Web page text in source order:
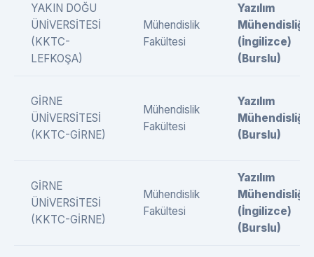
YAKIN DOĞU
ÜNİVERSİTESİ
(KKTC-
LEFKOŞA)
Mühendislik
Fakültesi
Yazılım
Mühendisliği
(İngilizce)
(Burslu)
GİRNE
ÜNİVERSİTESİ
(KKTC-GİRNE)
Mühendislik
Fakültesi
Yazılım
Mühendisliği
(Burslu)
GİRNE
ÜNİVERSİTESİ
(KKTC-GİRNE)
Mühendislik
Fakültesi
Yazılım
Mühendisliği
(İngilizce)
(Burslu)